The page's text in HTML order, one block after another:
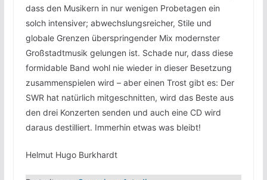
dass den Musikern in nur wenigen Probetagen ein
solch intensiver; abwechslungsreicher, Stile und
globale Grenzen überspringender Mix modernster
Großstadtmusik gelungen ist. Schade nur, dass diese
formidable Band wohl nie wieder in dieser Besetzung
zusammenspielen wird – aber einen Trost gibt es: Der
SWR hat natürlich mitgeschnitten, wird das Beste aus
den drei Konzerten senden und auch eine CD wird
daraus destilliert. Immerhin etwas was bleibt!
Helmut Hugo Burkhardt